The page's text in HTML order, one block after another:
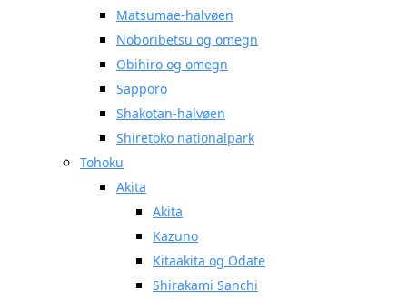
Matsumae-halvøen
Noboribetsu og omegn
Obihiro og omegn
Sapporo
Shakotan-halvøen
Shiretoko nationalpark
Tohoku
Akita
Akita
Kazuno
Kitaakita og Odate
Shirakami Sanchi